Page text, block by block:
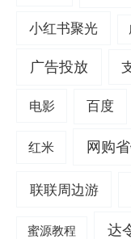
小红书聚光
广告投放
电影 百度
红米 网购
联联周边游
蜜源教程 达